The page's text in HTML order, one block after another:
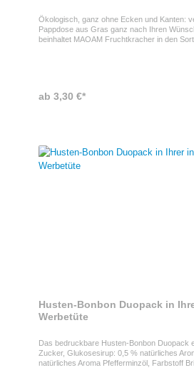
Ökologisch, ganz ohne Ecken und Kanten:
Pappdose aus Gras ganz nach Ihren
beinhaltet MAOAM Fruchtkracher in den
Natriumhydrogencarbonat; Aroma;
ab 3,30 €*
Husten-Bonbon Duopack in
Werbetüte
Das bedruckbare Husten-Bonbon Duopack
Zucker, Glukosesirup: 0,5 % natürliches
natürliches Aroma Pfefferminzöl, Farbstoff